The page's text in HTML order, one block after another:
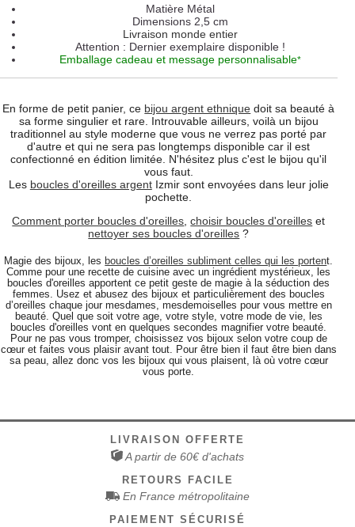
En forme de petit panier, ce bijou argent ethnique doit sa beauté à
sa forme singulier et rare. Introuvable ailleurs, voilà un bijou
traditionnel au style moderne que vous ne verrez pas porté par
d'autre et qui ne sera pas longtemps disponible car il est
confectionné en édition limitée. N'hésitez plus c'est le bijou qu'il
vous faut.
Les boucles d'oreilles argentIzmir sont envoyées dans leur jolie
pochette.
Matière Métal
Dimensions 2,5 cm
Livraison monde entier
Attention : Dernier exemplaire disponible !
Emballage cadeau et message personnalisable*
Comment porter boucles d'oreilles ,choisir boucles d'oreilles et
nettoyer ses boucles d'oreilles ?
Magie des bijoux, les boucles d’oreilles subliment celles qui les portent.
Comme pour une recette de cuisine avec un ingrédient mystérieux, les
boucles d'oreilles apportent ce petit geste de magie à la séduction des
femmes. Usez et abusez des bijoux et particulièrement des boucles
d’oreilles chaque jour mesdames, mesdemoiselles pour vous mettre en
beauté. Quel que soit votre age, votre style, votre mode de vie, les
boucles d'oreilles vont en quelques secondes magnifier votre beauté.
Pour ne pas vous tromper, choisissez vos bijoux selon votre coup de
cœur et faites vous plaisir avant tout. Pour être bien il faut être bien dans
sa peau, allez donc vos les bijoux qui vous plaisent, là où votre cœur
vous porte.
LIVRAISON OFFERTE
A partir de 60€ d'achats
RETOURS FACILE
En France métropolitaine
PAIEMENT SÉCURISÉ